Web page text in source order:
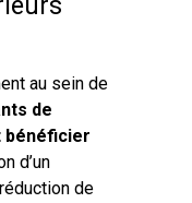
au sein de
de
bénéficier
d’un
de